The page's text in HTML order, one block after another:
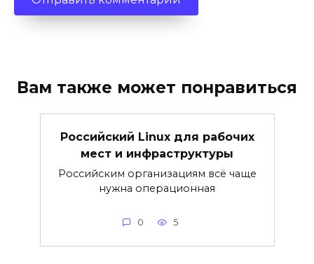
Вам также может понравиться
Российский Linux для рабочих
мест и инфраструктуры
Российским организациям всё чаще
нужна операционная
0 5